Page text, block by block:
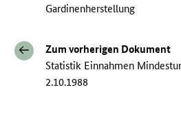
Gardinenherstellung
Zum vorherigen Dokument
Statistik Einnahmen
2.10.1988